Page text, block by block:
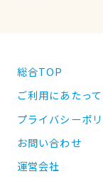
総合TOP
ご利用にあたって
プライバシーポ
お問い合わせ
運営会社